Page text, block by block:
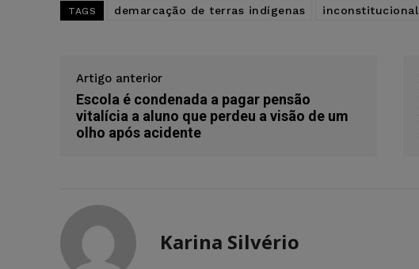
TAGS demarcação de terras indígenas inconstitucional
Artigo anterior
Escola é condenada a pagar pensão
vitalícia a aluno que perdeu a visão de um
olho após acidente
Karina Silvério